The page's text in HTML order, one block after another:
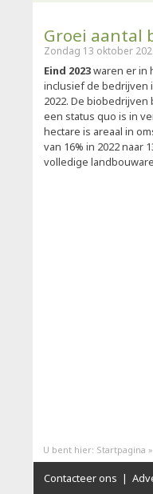
Groei aantal
Zondag 13 oktober
Eind 2023waren er in
inclusief de bedrijven
2022. De
een status quo is in
hectare is areaal in
van 16% in 2022 naar
volledige
U bent hier: Startpagina »
Contacteer ons |